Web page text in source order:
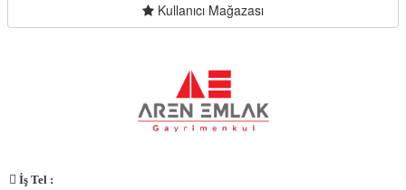
Kullanıcı Mağazası
İş Tel :